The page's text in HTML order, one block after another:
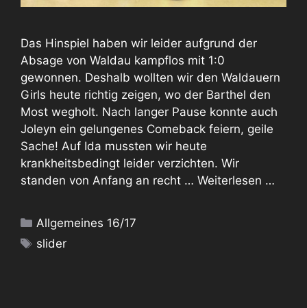
Das Hinspiel haben wir leider aufgrund der
Absage von Waldau kampflos mit 1:0
gewonnen. Deshalb wollten wir den Waldauern
Girls heute richtig zeigen, wo der Barthel den
Most wegholt. Nach langer Pause konnte auch
Joleyn ein gelungenes Comeback feiern, geile
Sache! Auf Ida mussten wir heute
krankheitsbedingt leider verzichten. Wir
standen von Anfang an recht … Weiterlesen …
Kategorien
Allgemeines 16/17
Schlagwörter
slider